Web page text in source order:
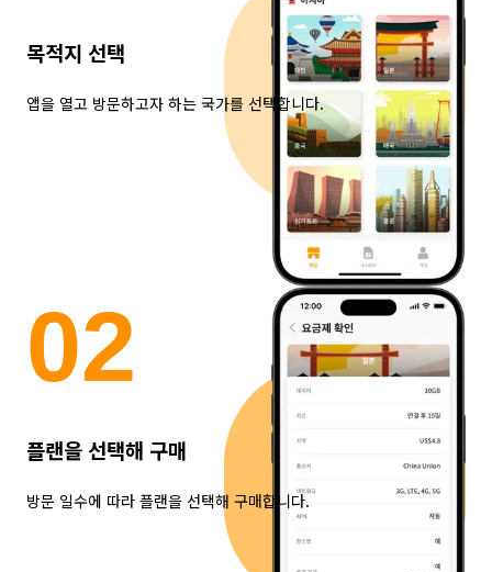
목적지 선택
앱을 열고 방문하고자 하는 국가를 선택합니다.
02
플랜을 선택해 구매
방문 일수에 따라 플랜을 선택해 구매합니다.